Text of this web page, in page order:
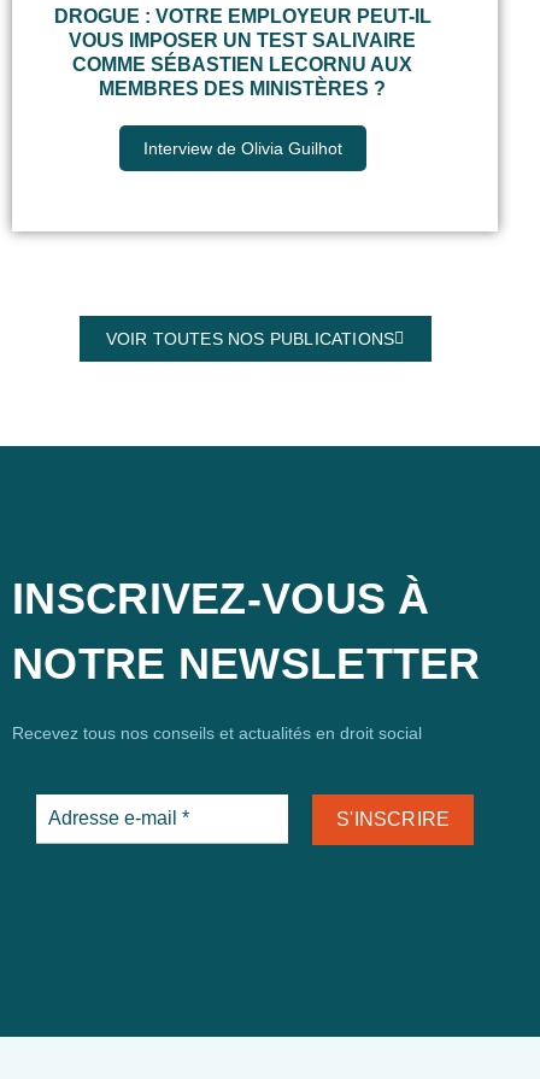
DROGUE : VOTRE EMPLOYEUR PEUT-IL
VOUS IMPOSER UN TEST SALIVAIRE
COMME SÉBASTIEN LECORNU AUX
MEMBRES DES MINISTÈRES ?
Interview de Olivia Guilhot
VOIR TOUTES NOS PUBLICATIONS
INSCRIVEZ-VOUS À
NOTRE NEWSLETTER
Recevez tous nos conseils et actualités en droit social